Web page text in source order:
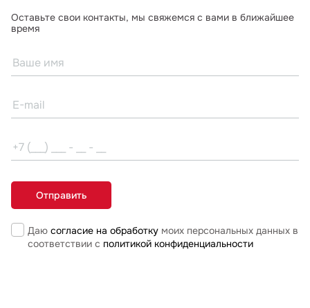
Оставьте свои контакты, мы свяжемся с вами в ближайшее
время
Даю согласие на обработкумоих персональных данных в
соответствии с политикой конфиденциальности